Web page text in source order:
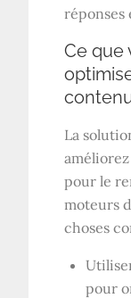
réponses
Ce que
La
pour le
moteurs
choses
pour